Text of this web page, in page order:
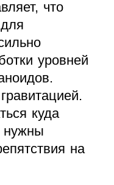
что
уровней
куда
нужны
на